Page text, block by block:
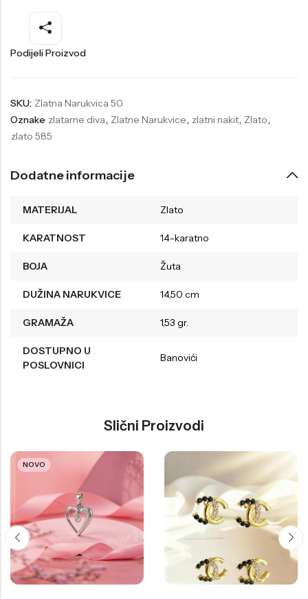
Podijeli Proizvod
SKU: Zlatna Narukvica 50
Oznake zlatarne diva, Zlatne Narukvice, zlatni nakit, Zlato,
zlato 585
Dodatne informacije
MATERIJAL Zlato
KARATNOST 14-karatno
BOJA Žuta
DUŽINA NARUKVICE 14,50 cm
GRAMAŽA 1,53 gr.
DOSTUPNO U
POSLOVNICI
Banovići
Slični Proizvodi
NOVO
Welder
Liu-Jo
Festina
Wesse
Wesse
Daisy Dixon
Diesel
Lotus